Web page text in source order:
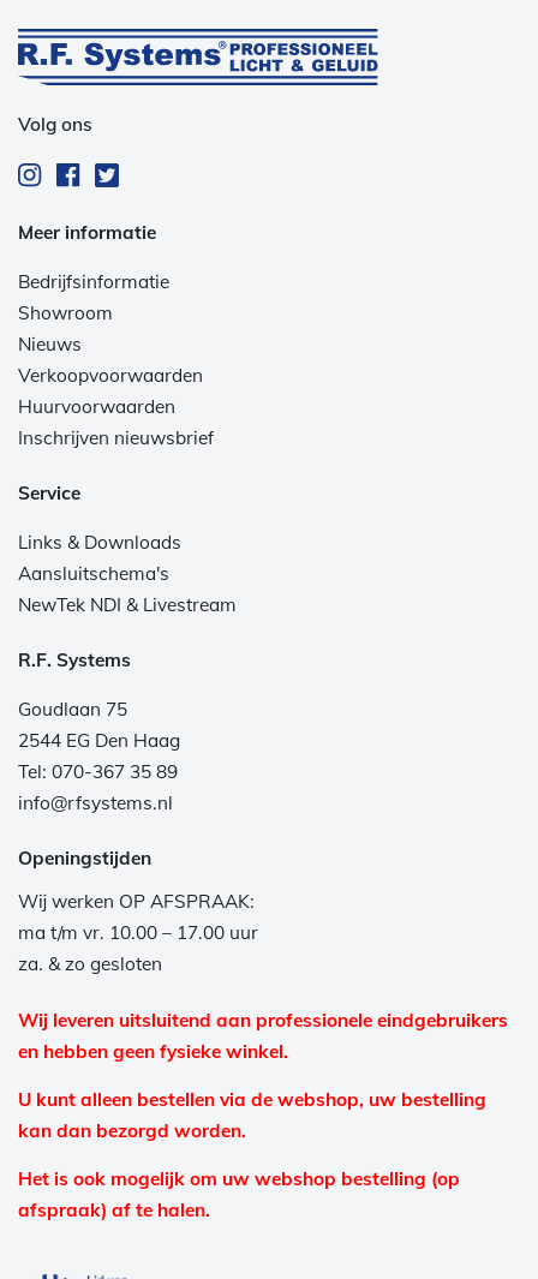
Volg ons
Meer informatie
Bedrijfsinformatie
Showroom
Nieuws
Verkoopvoorwaarden
Huurvoorwaarden
Inschrijven nieuwsbrief
Service
Links & Downloads
Aansluitschema's
NewTek NDI & Livestream
R.F. Systems
Goudlaan 75
2544 EG Den Haag
Tel: 070-367 35 89
info@rfsystems.nl
Openingstijden
Wij werken OP AFSPRAAK:
ma t/m vr. 10.00 – 17.00 uur
za. & zo gesloten
Wij leveren uitsluitend aan professionele eindgebruikers
en hebben geen fysieke winkel.
U kunt alleen bestellen via de webshop, uw bestelling
kan dan bezorgd worden.
Het is ook mogelijk om uw webshop bestelling (op
afspraak) af te halen.